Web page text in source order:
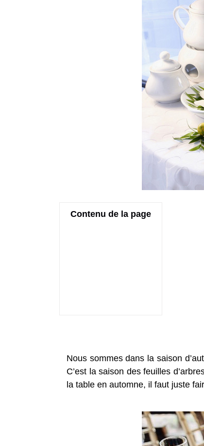
Contenu de la page
Nous sommes dans la saison
C’est la saison des feuilles
la table en automne, il faut juste